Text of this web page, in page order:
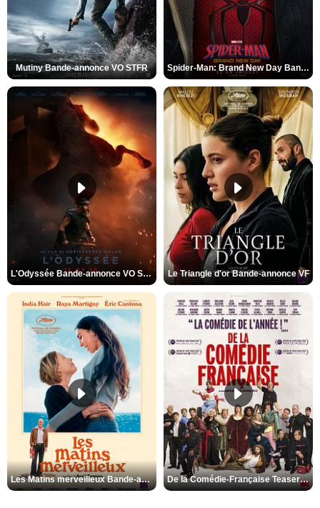
Mutiny Bande-annonce VO STFR Spider-Man: Brand New Day Bande-annonce VO STFR
L'Odyssée Bande-annonce VO STFR Le Triangle d'or Bande-annonce VF
Les Matins merveilleux Bande-annonce VF De la Comédie-Française Teaser VF